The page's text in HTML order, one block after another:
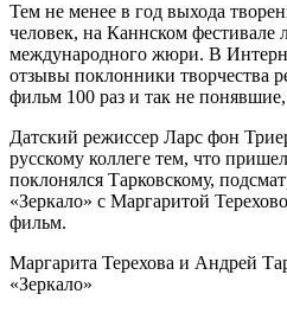
Тем не менее в год выхода
человек, на Каннском фестивале
международного жюри. В
отзывы поклонники творчества
фильм 100 раз и так не
Датский режиссер Ларс фон
русскому коллеге тем, что
поклонялся Тарковскому,
«Зеркало» с Маргаритой
фильм.
Маргарита Терехова и Андрей
«Зеркало»